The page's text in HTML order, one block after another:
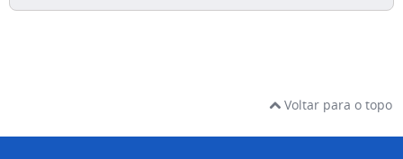
Voltar para o topo